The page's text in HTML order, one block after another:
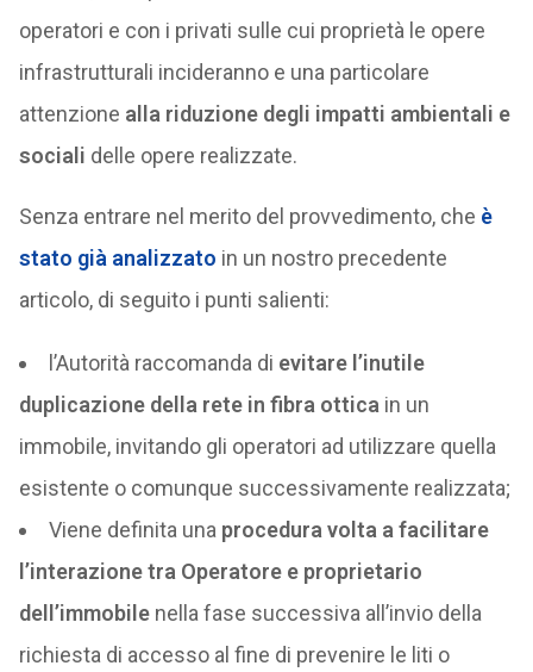
operatori e con i privati sulle cui proprietà le opere
infrastrutturali incideranno e una particolare
attenzione alla riduzione degli impatti ambientali e
sociali delle opere realizzate.
Senza entrare nel merito del provvedimento, che è
stato già analizzato in un nostro precedente
articolo, di seguito i punti salienti:
l’Autorità raccomanda di evitare l’inutile
duplicazione della rete in fibra ottica in un
immobile, invitando gli operatori ad utilizzare quella
esistente o comunque successivamente realizzata;
Viene definita una procedura volta a facilitare
l’interazione tra Operatore e proprietario
dell’immobilenella fase successiva all’invio della
richiesta di accesso al fine di prevenire le liti o